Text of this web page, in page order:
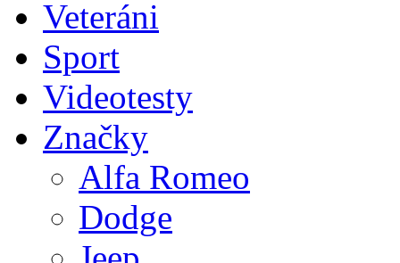
Veteráni
Sport
Videotesty
Značky
Alfa Romeo
Dodge